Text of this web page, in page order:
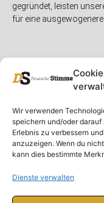
Wir verwenden
speichern und/oder
Erlebnis zu verbessern
anzuzeigen. Wenn du
kann dies bestimmte
Dienste verwalten
gegründet, leisten
für eine
Unser Magazin
Spenden
Ausgaben
Abonnieren